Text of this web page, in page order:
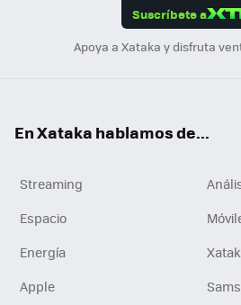
Suscríbete a
Apoya a Xataka y disfruta
En Xataka hablamos de...
Streaming
Espacio
Energía
Apple